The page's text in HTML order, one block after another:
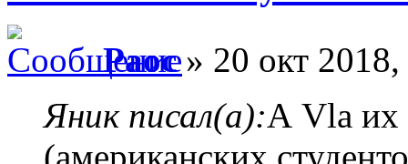
Раос» 20 окт
Яник писал(а):А Vla их